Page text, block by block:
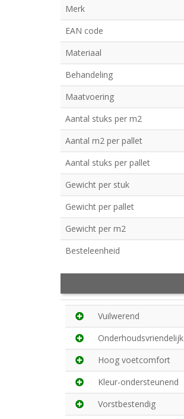
Merk
EAN code
Materiaal
Behandeling
Maatvoering
Aantal stuks per m2
Aantal m2 per pallet
Aantal stuks per pallet
Gewicht per stuk
Gewicht per pallet
Gewicht per m2
Besteleenheid
Vuilwerend
Onderhoudsvriendelijk
Hoog voetcomfort
Kleur-ondersteunend
Vorstbestendig